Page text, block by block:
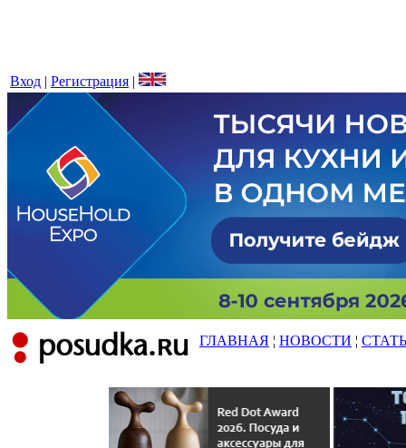
Вход | Регистрация |
ГЛАВНАЯ ¦ НОВОСТИ ¦